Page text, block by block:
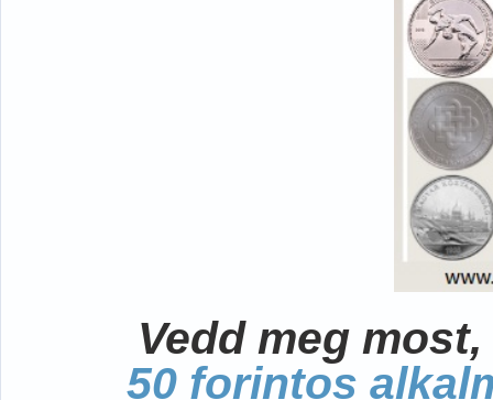
Vedd meg
50 forintos